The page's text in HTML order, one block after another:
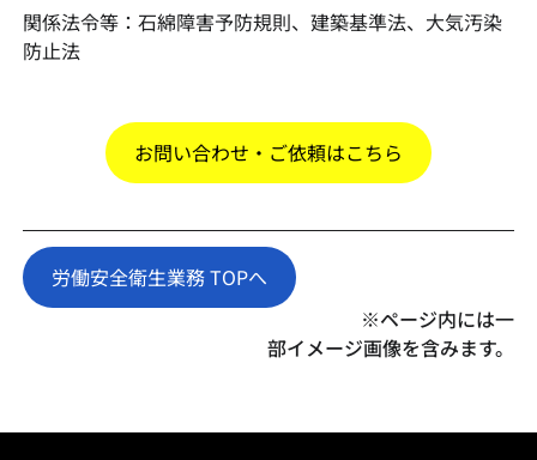
関係法令等：石綿障害予防規則、建築基準法、大気汚染
防止法
お問い合わせ・ご依頼はこちら
労働安全衛生業務 TOPへ
※ページ内には一
部イメージ画像を含みます。